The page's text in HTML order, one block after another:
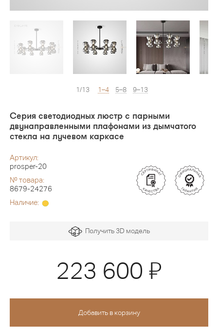
1/13 1–4 5–8 9–13
Серия светодиодных люстр с парными
двунаправленными плафонами из дымчатого
стекла на лучевом каркасе
Артикул:
prosper-20
№ товара:
8679-24276
Наличие:
Получить 3D модель
223 600 Я